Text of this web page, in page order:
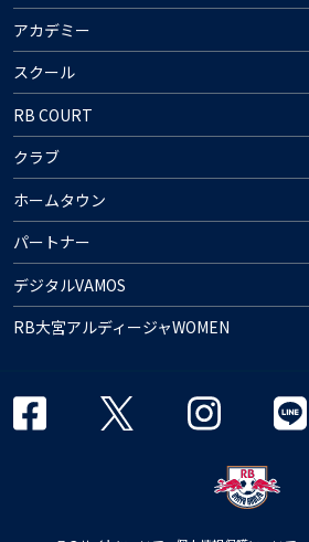
アカデミー
スクール
RB COURT
クラブ
ホームタウン
パートナー
デジタルVAMOS
RB大宮アルディージャWOMEN